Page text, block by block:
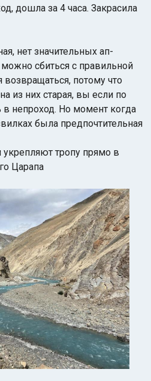
дошла за 4 часа. Закрасила
нет значительных ап-
сбиться с правильной
возвращаться, потому что
из них старая, вы если по
в непроход. Но момент когда
была предпочтительная
укрепляют тропу прямо в
Царапа